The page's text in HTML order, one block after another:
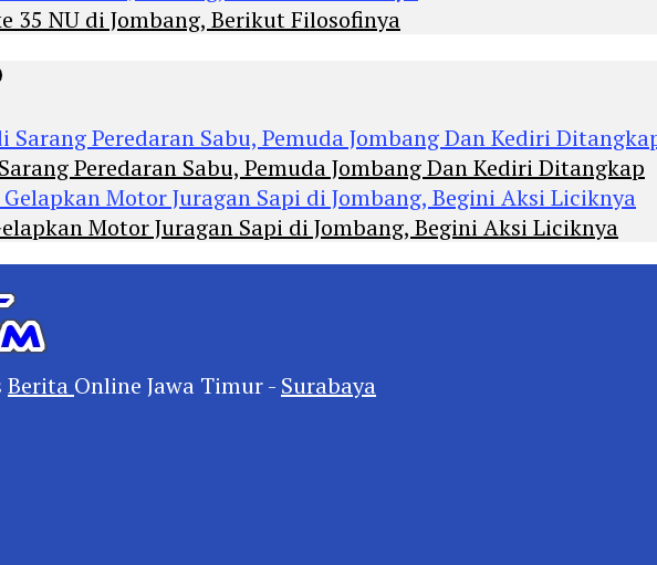
35 NU di Jombang, Berikut Filosofinya
Peredaran Sabu, Pemuda Jombang Dan Kediri Ditangkap
Motor Juragan Sapi di Jombang, Begini Aksi Liciknya
Berita Online Jawa Timur - Surabaya